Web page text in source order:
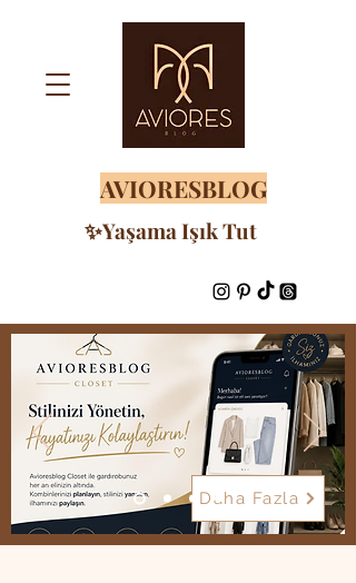
AVIORESBLOG
✨Yaşama Işık Tut
Daha Fazla